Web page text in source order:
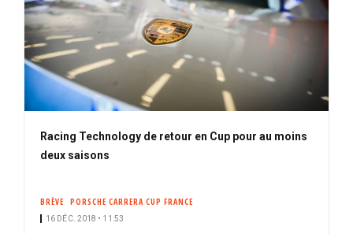
Racing Technology de retour en Cup pour au moins
deux saisons
BRÈVE PORSCHE CARRERA CUP FRANCE
16 DÉC. 2018 • 11:53